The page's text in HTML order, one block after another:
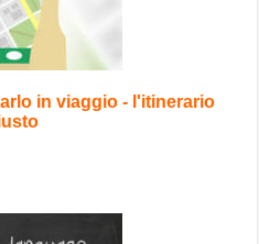
in viaggio - l'itinerario